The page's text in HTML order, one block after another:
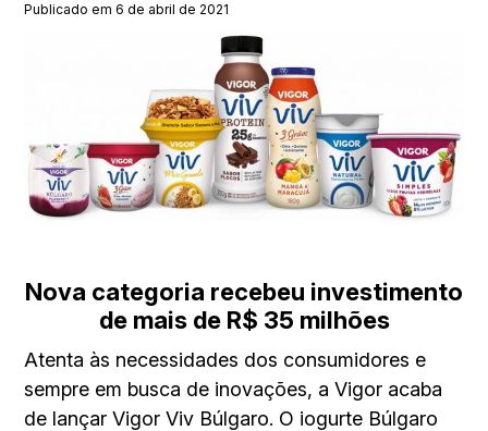
Publicado em 6 de abril de 2021
Nova categoria recebeu investimento
de mais de R$ 35 milhões
Atenta às necessidades dos consumidores e
sempre em busca de inovações, a Vigor acaba
de lançar Vigor Viv Búlgaro. O iogurte Búlgaro